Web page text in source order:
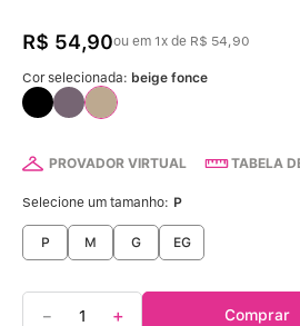
R$ 54,90ou em 1x de R$ 54,90
Cor selecionada: beige fonce
PROVADOR VIRTUAL TABELA
Selecione um tamanho: P
P M G EG
＋
－ Comprar
5º Calcinha Algodão
º Algodão Egípcio
Sutiã Sustentação